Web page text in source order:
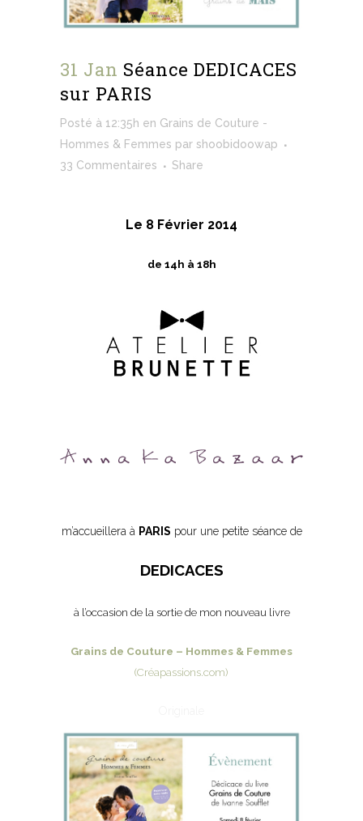
31 Jan Séance DEDICACES
sur PARIS
Posté à 12:35h en Grains de Couture -
Hommes & Femmes par shoobidoowap
33 Commentaires
Share
Le 8 Février 2014
de 14h à 18h
m’accueillera à PARIS pour une petite séance de
DEDICACES
à l’occasion de la sortie de mon nouveau livre
Grains de Couture – Hommes & Femmes
(Créapassions.com)